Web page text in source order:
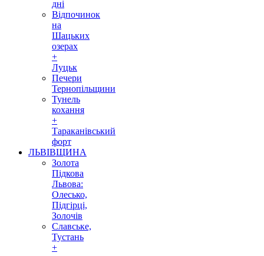
дні
Відпочинок
на
Шацьких
озерах
+
Луцьк
Печери
Тернопільщини
Тунель
кохання
+
Тараканівський
форт
ЛЬВІВЩИНА
Золота
Підкова
Львова:
Олесько,
Підгірці,
Золочів
Славське,
Тустань
+